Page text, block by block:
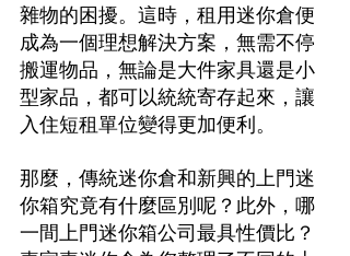
雜物的困擾。這時，租用迷你倉便
成為一個理想解決方案，無需不停
搬運物品，無論是大件家具還是小
型家品，都可以統統寄存起來，讓
入住短租單位變得更加便利。
那麼，傳統迷你倉和新興的上門迷
你箱究竟有什麼區別呢？此外，哪
一間上門迷你箱公司最具性價比？